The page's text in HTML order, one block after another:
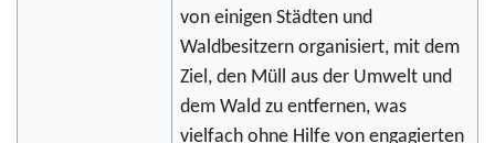
von einigen Städten und
Waldbesitzern organisiert, mit dem
Ziel, den Müll aus der Umwelt und
dem Wald zu entfernen, was
vielfach ohne Hilfe von engagierten